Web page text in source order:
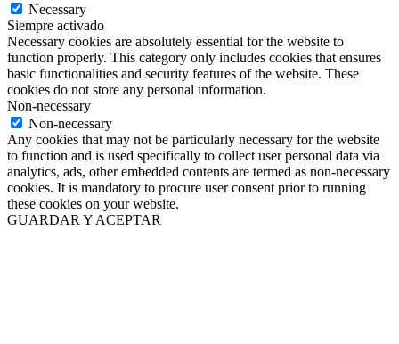
Necessary
Siempre activado
Necessary cookies are absolutely essential for the website to
function properly. This category only includes cookies that ensures
basic functionalities and security features of the website. These
cookies do not store any personal information.
Non-necessary
Non-necessary
Any cookies that may not be particularly necessary for the website
to function and is used specifically to collect user personal data via
analytics, ads, other embedded contents are termed as non-necessary
cookies. It is mandatory to procure user consent prior to running
these cookies on your website.
GUARDAR Y ACEPTAR